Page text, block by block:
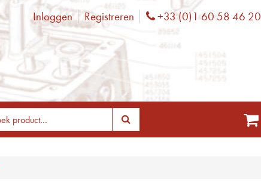
Inloggen Registreren Phone
+33 (0)1 60 58 46 20